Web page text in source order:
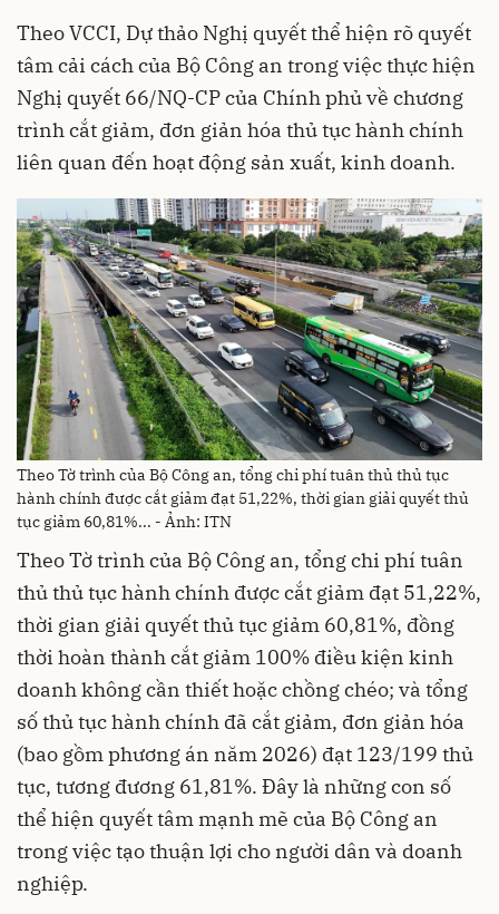
Theo VCCI, Dự thảo Nghị quyết thể hiện rõ quyết
tâm cải cách của Bộ Công an trong việc thực hiện
Nghị quyết 66/NQ-CP của Chính phủ về chương
trình cắt giảm, đơn giản hóa thủ tục hành chính
liên quan đến hoạt động sản xuất, kinh doanh.
Theo Tờ trình của Bộ Công an, tổng chi phí tuân thủ thủ tục
hành chính được cắt giảm đạt 51,22%, thời gian giải quyết thủ
tục giảm 60,81%... - Ảnh: ITN
Theo Tờ trình của Bộ Công an, tổng chi phí tuân
thủ thủ tục hành chính được cắt giảm đạt 51,22%,
thời gian giải quyết thủ tục giảm 60,81%, đồng
thời hoàn thành cắt giảm 100% điều kiện kinh
doanh không cần thiết hoặc chồng chéo; và tổng
số thủ tục hành chính đã cắt giảm, đơn giản hóa
(bao gồm phương án năm 2026) đạt 123/199 thủ
tục, tương đương 61,81%. Đây là những con số
thể hiện quyết tâm mạnh mẽ của Bộ Công an
trong việc tạo thuận lợi cho người dân và doanh
nghiệp.